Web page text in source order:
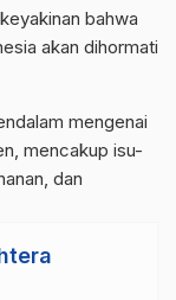
bahwa
akan dihormati
mengenai
mencakup isu-
dan